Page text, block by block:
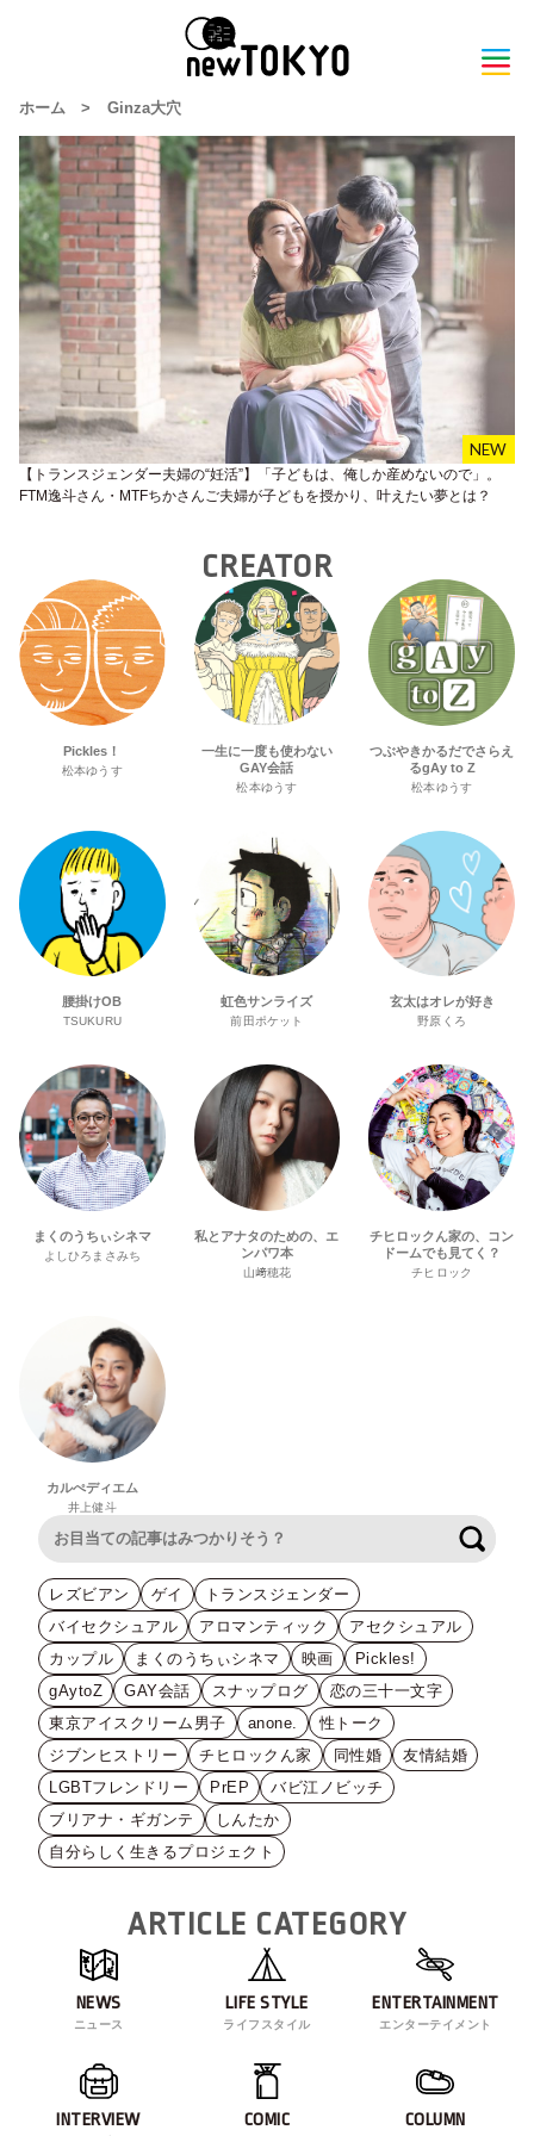
ホーム > Ginza大穴
【トランスジェンダー夫婦の“妊活”】「子どもは、俺しか産めないので」。
FTM逸斗さん・MTFちかさんご夫婦が子どもを授かり、叶えたい夢とは？
CREATOR
Pickles！
松本ゆうす
一生に一度も使わない
GAY会話
松本ゆうす
つぶやきかるだでさらえ
るgAy to Z
松本ゆうす
腰掛けOB
TSUKURU
虹色サンライズ
前田ポケット
玄太はオレが好き
野原くろ
まくのうちぃシネマ
よしひろまさみち
私とアナタのための、エ
ンパワ本
山﨑穂花
チヒロックん家の、コン
ドームでも見てく？
チヒロック
カルぺディエム
井上健斗
レズビアン ゲイ
トランスジェンダー
バイセクシュアル
アロマンティック
アセクシュアル
カップル
まくのうちぃシネマ 映画
Pickles!
gAytoZ
GAY会話 スナップログ
恋の三十一文字
東京アイスクリーム男子
anone.
性トーク
ジブンヒストリー
チヒロックん家 同性婚
友情結婚
LGBTフレンドリー
PrEP
バビ江ノビッチ
ブリアナ・ギガンテ
しんたか
自分らしく生きるプロジェクト
ARTICLE CATEGORY
NEWS
ニュース
LIFE STYLE
ライフスタイル
ENTERTAINMENT
エンターテイメント
INTERVIEW COMIC COLUMN